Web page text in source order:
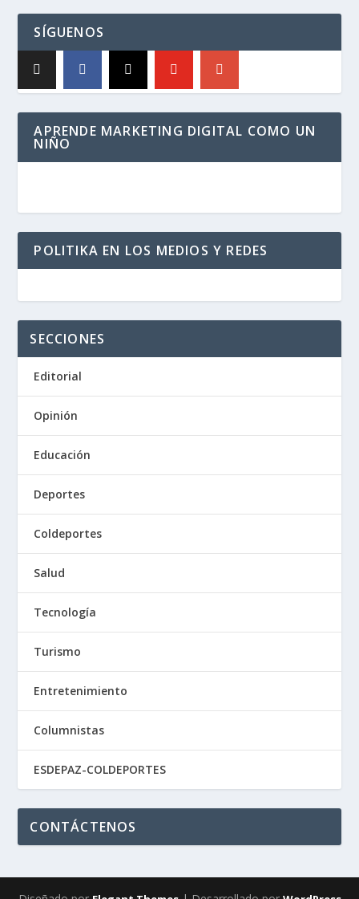
SÍGUENOS
APRENDE MARKETING DIGITAL COMO UN
NIÑO
POLITIKA EN LOS MEDIOS Y REDES
SECCIONES
Editorial
Opinión
Educación
Deportes
Coldeportes
Salud
Tecnología
Turismo
Entretenimiento
Columnistas
ESDEPAZ-COLDEPORTES
CONTÁCTENOS